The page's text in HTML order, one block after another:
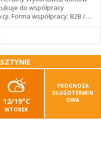
do współpracy
B2B /
✔
12/19°C
WTOREK
PROGNOZA
DŁUGOTERMIN
OWA